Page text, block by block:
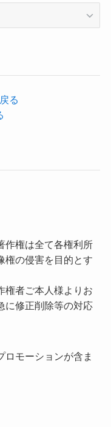
る
作権は全て各権利所
権の侵害を目的とす
権者ご本人様よりお
に修正削除等の対応
ロモーションが含ま